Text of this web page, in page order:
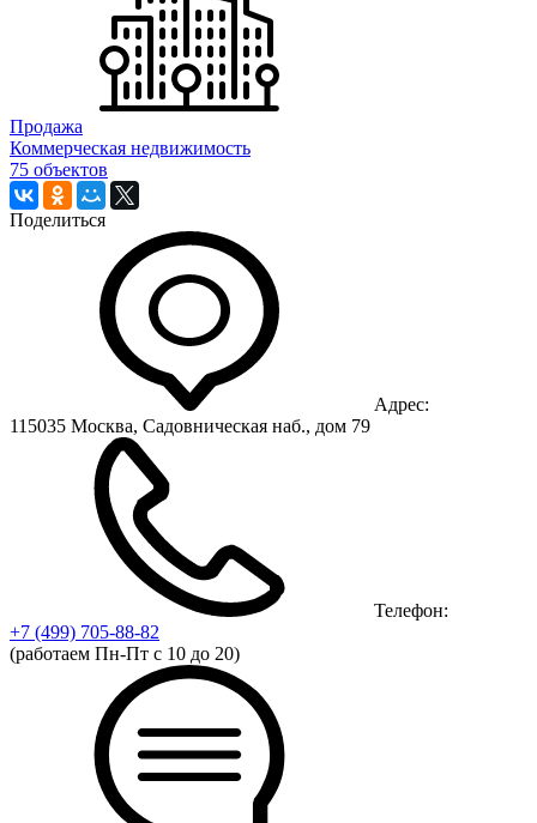
Продажа
Коммерческая недвижимость
75 объектов
Поделиться
Адрес:
115035 Москва, Садовническая наб., дом 79
Телефон:
+7 (499) 705-88-82
(работаем Пн-Пт с 10 до 20)